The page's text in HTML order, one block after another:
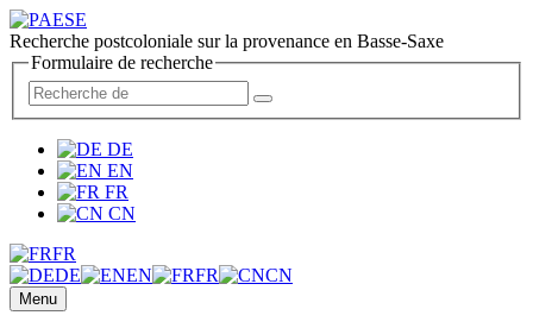
Recherche postcoloniale sur la provenance en Basse-Saxe
Formulaire de recherche
DE
EN
FR
CN
FR
DE
EN FR CN
Menu